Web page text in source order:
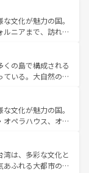
ではのユニークな
町歩きも満喫する
価も高いが、旅行
。 なお、新
照してほしい。
文化が魅力の国。
ニアまで、訪れる
グ、エンターテイ
。一方、アメリカ
ャニオンやイエロー
が融合した独特の
で異なる魅力を楽
感じることができ
い。
の島で構成される
いる。大自然の神
地といえばオアフ
島やカウアイ島が
をはじめ、豊かな
てくれるハワイの
イアンミュージッ
ハワイの魅力を彩
文化が魅力の国。
ペラハウス、オー
ル（エアーズロッ
ンズの熱帯雨林な
やワイン、オージ
は、多彩な文化と
ふれる大都市の台